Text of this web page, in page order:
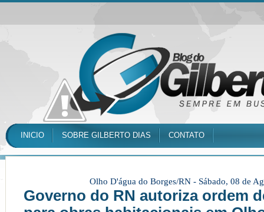
INICIO SOBRE GILBERTO DIAS CONTATO
Olho D'água do Borges/RN - Sábado, 08 de
Governo do RN autoriza ordem